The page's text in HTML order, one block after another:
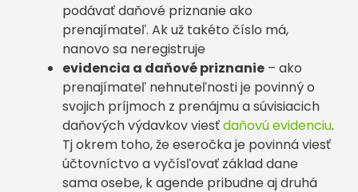
podávať daňové priznanie ako
prenajímateľ. Ak už takéto číslo má,
nanovo sa neregistruje
evidencia a daňové priznanie – ako
prenajímateľ nehnuteľnosti je povinný o
svojich príjmoch z prenájmu a súvisiacich
daňových výdavkov viesťdaňovú evidenciu.
Tj okrem toho, že eseročka je povinná viesť
účtovníctvo a vyčísľovať základ dane
sama osebe, k agende pribudne aj druhá